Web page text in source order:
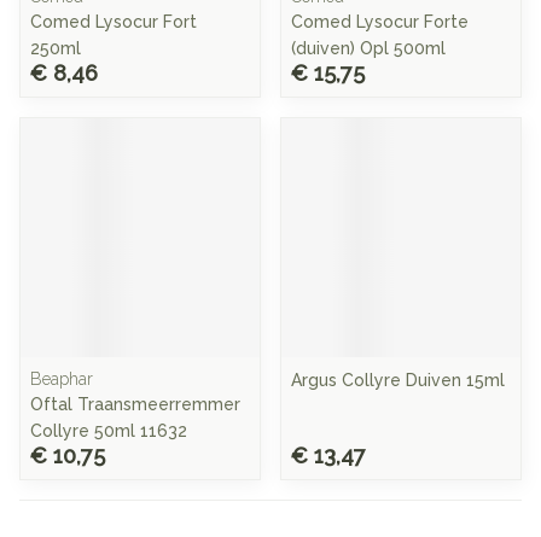
Comed Lysocur Fort
250ml
€ 8,46
Comed Lysocur Forte
(duiven) Opl 500ml
€ 15,75
Beaphar
Oftal Traansmeerremmer
Collyre 50ml 11632
€ 10,75
Argus Collyre Duiven 15ml
€ 13,47